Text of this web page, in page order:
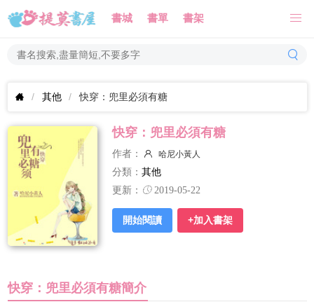
書城 書單 書架
其他 快穿：兜里必須有糖
快穿：兜里必須有糖
作者：
哈尼小黃人
分類： 其他
更新：
2019-05-22
開始閱讀 +加入書架
快穿：兜里必須有糖簡介